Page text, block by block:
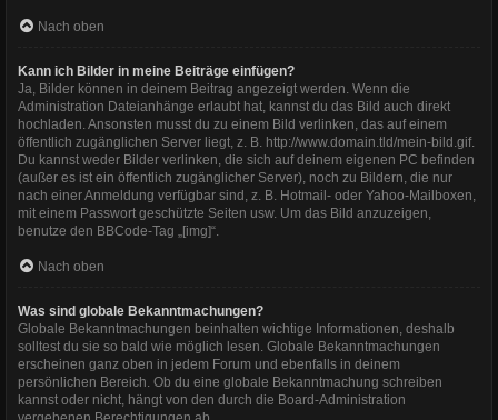
Nach oben
Kann ich Bilder in meine Beiträge einfügen?
Ja, Bilder können in deinem Beitrag angezeigt werden. Wenn die
Administration Dateianhänge erlaubt hat, kannst du das Bild auch direkt
hochladen. Ansonsten musst du zu einem Bild verlinken, das auf einem
öffentlich zugänglichen Server liegt, z. B. http://www.domain.tld/mein-bild.gif.
Du kannst weder Bilder verlinken, die sich auf deinem eigenen PC befinden
(außer es ist ein öffentlich zugänglicher Server), noch zu Bildern, die nur
nach einer Anmeldung verfügbar sind, z. B. Hotmail- oder Yahoo-Mailboxen,
mit einem Passwort geschützte Seiten usw. Um das Bild anzuzeigen,
benutze den BBCode-Tag „[img]“.
Nach oben
Was sind globale Bekanntmachungen?
Globale Bekanntmachungen beinhalten wichtige Informationen, deshalb
solltest du sie so bald wie möglich lesen. Globale Bekanntmachungen
erscheinen ganz oben in jedem Forum und ebenfalls in deinem
persönlichen Bereich. Ob du eine globale Bekanntmachung schreiben
kannst oder nicht, hängt von den durch die Board-Administration